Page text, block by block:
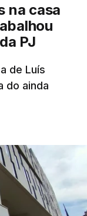
ano,
a
na
da 2.ª fase
de provas
só
mas o MECI
na casa
PJ
de Luís
do ainda